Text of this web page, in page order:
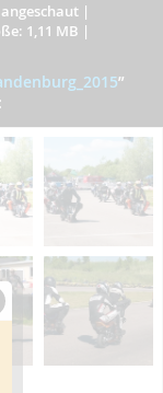
|
1,11 MB |
”